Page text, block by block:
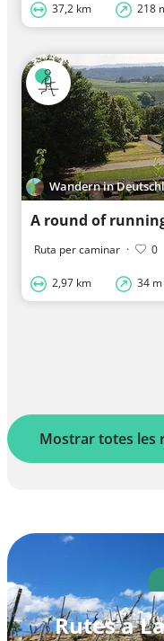
37,2 km 218
Wandern in
A round of
Ruta per caminar · 0
2,97 km 34 m
Mostrar totes les
Rutes a